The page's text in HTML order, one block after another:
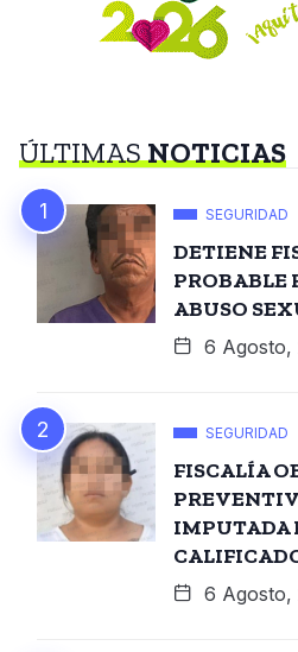
ÚLTIMASNOTICIAS
SEGURIDAD
DETIENE
PROBABLE
ABUSO
6 Agosto,
SEGURIDAD
FISCALÍA
IMPUTADA
6 Agosto,